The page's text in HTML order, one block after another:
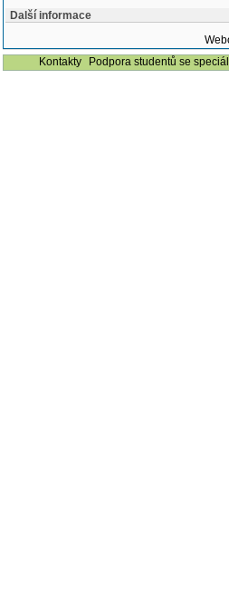
Další informace
Kontakty
Podpora studentů se